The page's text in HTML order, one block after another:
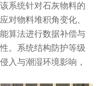
系统针对石灰物料的
对物料堆积角变化、
算法进行数据补偿与
。系统结构防护等级
入与潮湿环境影响，